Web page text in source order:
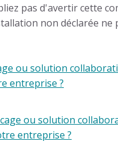
pas d'avertir cette
non déclarée
ou solution
entreprise ?
ou solution
entreprise ?